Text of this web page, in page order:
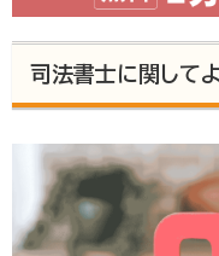
司法書士に関して